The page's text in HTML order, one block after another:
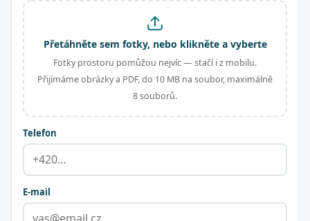
Přetáhněte sem fotky, nebo klikněte a vyberte
Fotky prostoru pomůžou nejvíc — stačí i z mobilu.
Přijímáme obrázky a PDF, do 10 MB na soubor, maximálně
8 souborů.
Telefon
E-mail